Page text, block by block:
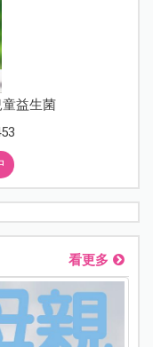
童益生菌
看更多